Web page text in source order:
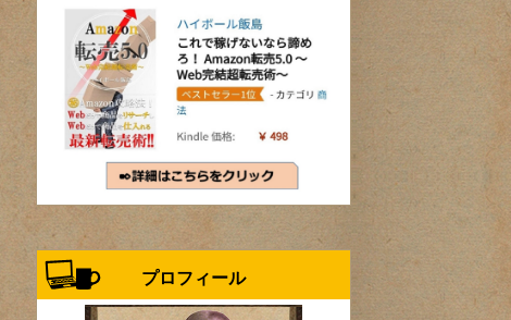
プロフィール